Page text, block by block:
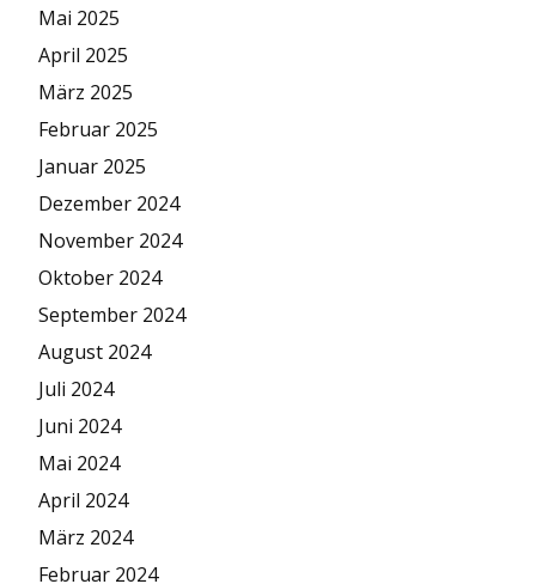
Mai 2025
April 2025
März 2025
Februar 2025
Januar 2025
Dezember 2024
November 2024
Oktober 2024
September 2024
August 2024
Juli 2024
Juni 2024
Mai 2024
April 2024
März 2024
Februar 2024